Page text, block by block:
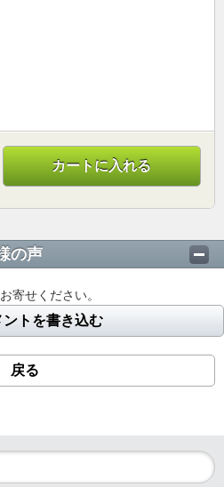
カートに入れる
の声
寄せください。
ントを書き込む
戻る